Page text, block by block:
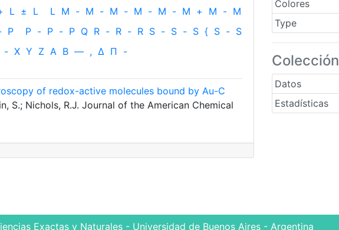
Colores
Type
Colección
Datos
Estadísticas
L ± L L M - M - M - M - M - M + M - M
P P - P - P Q R - R - R S - S - S { S - S
- X Y Z Α Β — , Δ Π -
of redox-active molecules bound by Au-C
S.; Nichols, R.J. Journal of the American Chemical
Exactas y Naturales - Universidad de Buenos Aires - Argentina